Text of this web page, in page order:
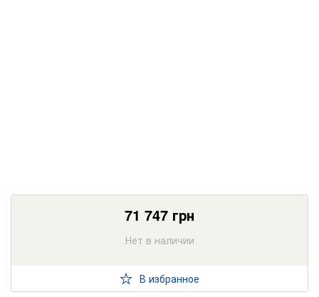
71 747 грн
Нет в наличии
В избранное